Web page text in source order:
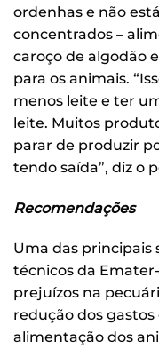
ordenhas e não
concentrados –
caroço de algodão
para os animais.
menos leite e ter
leite. Muitos
parar de produzir
tendo saída”, diz o
Recomendações
Uma das principais
técnicos da
prejuízos na
redução dos gastos
alimentação dos